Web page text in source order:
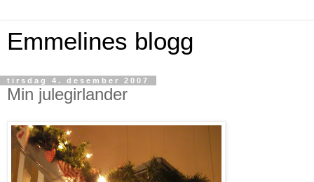
Emmelines blogg
tirsdag 4. desember 2007
Min julegirlander